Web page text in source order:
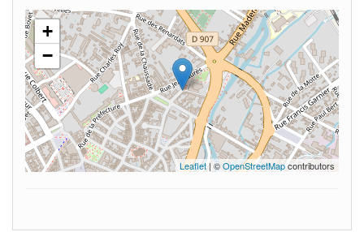
+
−
Leaflet| ©OpenStreetMapcontributors